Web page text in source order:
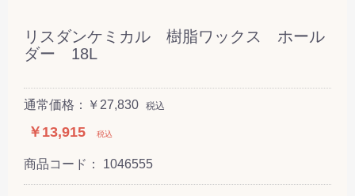
リスダンケミカル 樹脂ワックス ホール
ダー 18L
通常価格：￥27,830 税込
￥13,915 税込
商品コード： 1046555